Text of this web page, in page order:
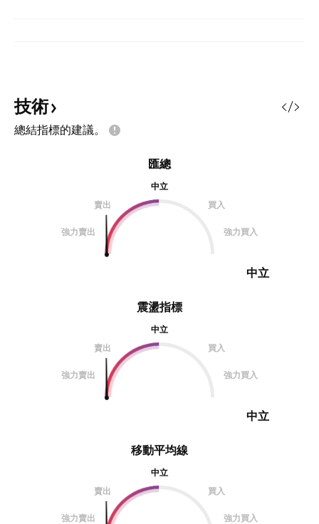
技術
總結指標的建議。
震盪指標
中立
賣出
買入
強力賣出 強力買入
中立
匯總
中立
賣出
買入
強力賣出 強力買入
中立
移動平均線
中立
賣出
買入
強力賣出 強力買入